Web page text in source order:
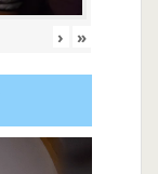
› »